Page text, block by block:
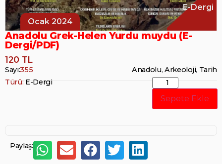
Ocak 2024
E-Dergi
Anadolu Grek-Helen Yurdu muydu (E-
Dergi/PDF)
120 TL
Sayı:355 Anadolu,Arkeoloji, Tarih
Türü: E-Dergi
Sepete Ekle
Paylaş: